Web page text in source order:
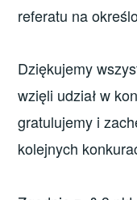
referatu na
Dziękujemy
wzięli udział w
gratulujemy i
kolejnych